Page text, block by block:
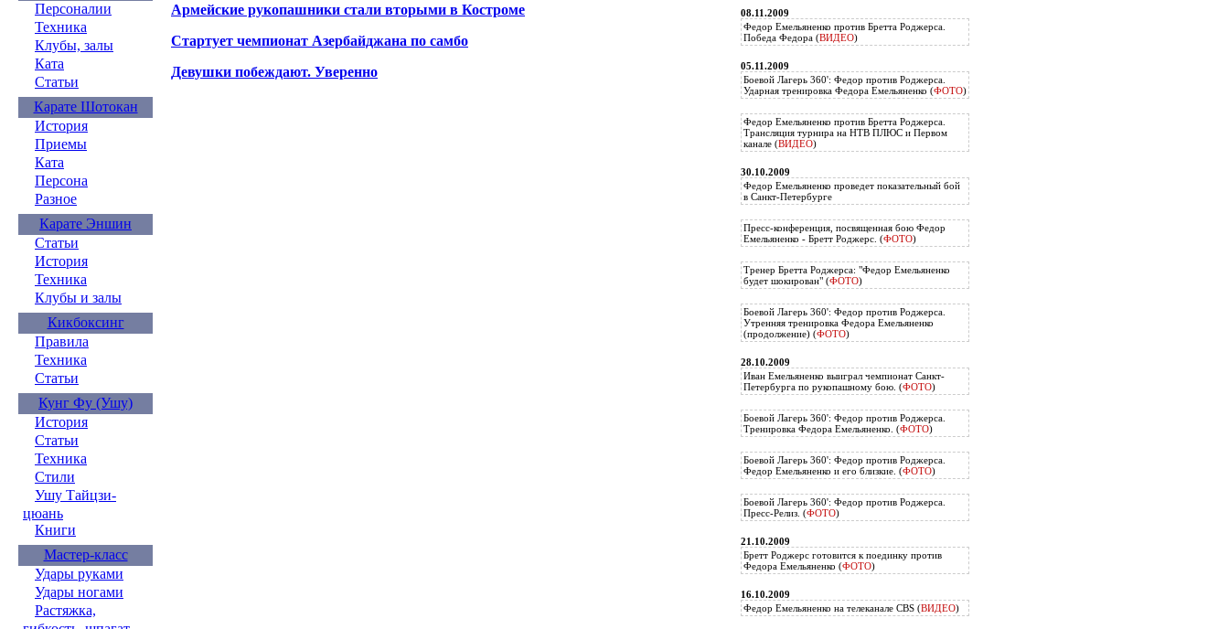
Персоналии
Техника
Клубы, залы
Ката
Статьи
Карате Шотокан
История
Приемы
Ката
Персона
Разное
Карате Эншин
Статьи
История
Техника
Клубы и залы
Кикбоксинг
Правила
Техника
Статьи
Кунг Фу (Ушу)
История
Статьи
Техника
Стили
Ушу Тайцзи-
цюань
Книги
Мастер-класс
Удары руками
Удары ногами
Растяжка,
Армейские рукопашники стали вторыми в Костроме
Стартует чемпионат Азербайджана по самбо
Девушки побеждают. Уверенно
08.11.2009
Федор Емельяненко против Бретта Роджерса.
Победа Федора (ВИДЕО)
05.11.2009
Боевой Лагерь 360': Федор против Роджерса.
Ударная тренировка Федора Емельяненко (ФОТО)
Федор Емельяненко против Бретта Роджерса.
Трансляция турнира на НТВ ПЛЮС и Первом
канале (ВИДЕО)
30.10.2009
Федор Емельяненко проведет показательный бой
в Санкт-Петербурге
Пресс-конференция, посвященная бою Федор
Емельяненко - Бретт Роджерс. (ФОТО)
Тренер Бретта Роджерса: "Федор Емельяненко
будет шокирован" (ФОТО)
Боевой Лагерь 360': Федор против Роджерса.
Утренняя тренировка Федора Емельяненко
(продолжение) (ФОТО)
28.10.2009
Иван Емельяненко выиграл чемпионат Санкт-
Петербурга по рукопашному бою. (ФОТО)
Боевой Лагерь 360': Федор против Роджерса.
Тренировка Федора Емельяненко. (ФОТО)
Боевой Лагерь 360': Федор против Роджерса.
Федор Емельяненко и его близкие. (ФОТО)
Боевой Лагерь 360': Федор против Роджерса.
Пресс-Релиз. (ФОТО)
21.10.2009
Бретт Роджерс готовится к поединку против
Федора Емельяненко (ФОТО)
16.10.2009
Федор Емельяненко на телеканале CBS (ВИДЕО)